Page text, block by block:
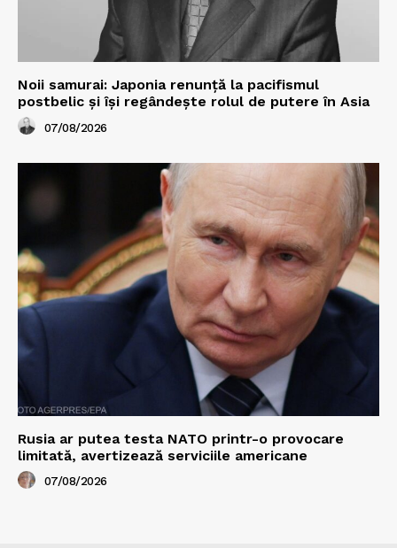
Noii samurai: Japonia renunță la pacifismul
postbelic și își regândește rolul de putere în Asia
07/08/2026
Rusia ar putea testa NATO printr-o provocare
limitată, avertizează serviciile americane
07/08/2026